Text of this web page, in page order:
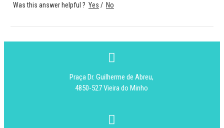
Was this answer helpful ? Yes / No
Praça Dr. Guilherme de Abreu,
4850-527 Vieira do Minho